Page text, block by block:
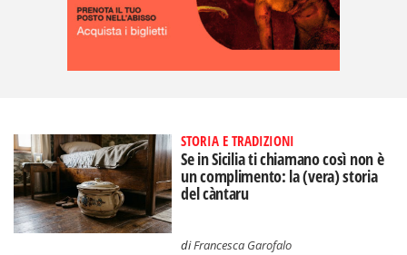
STORIA E TRADIZIONI
Se in Sicilia ti chiamano così non è
un complimento: la (vera) storia
del càntaru
diFrancesca Garofalo